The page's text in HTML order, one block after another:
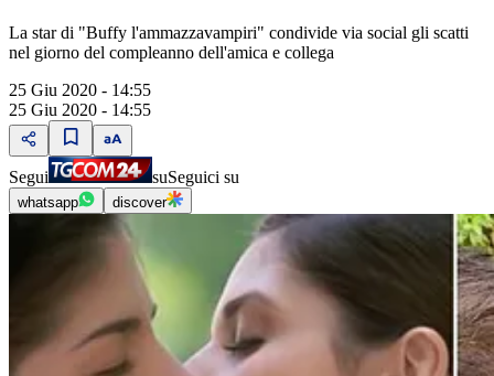
La star di "Buffy l'ammazzavampiri" condivide via social gli scatti
nel giorno del compleanno dell'amica e collega
25 Giu 2020 - 14:55
25 Giu 2020 - 14:55
Segui suSeguici su
whatsapp discover